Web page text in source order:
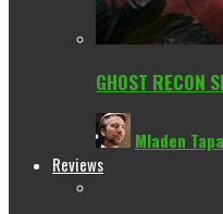
GHOST RECON
Mladen
Reviews